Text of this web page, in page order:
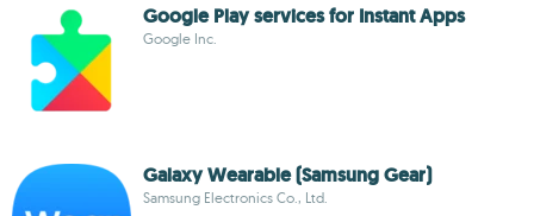
Google Play services for Instant Apps
Google Inc.
Galaxy Wearable (Samsung Gear)
Samsung Electronics Co., Ltd.